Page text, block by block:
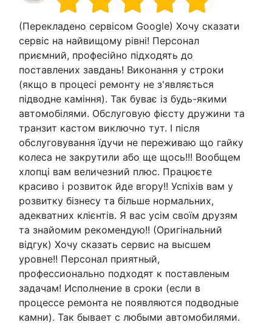
(Перекладено сервісом Google) Хочу сказати
сервіс на найвищому рівні! Персонал
приємний, професійно підходять до
поставлених завдань! Виконання у строки
(якщо в процесі ремонту не з'являється
підводне каміння). Так буває із будь-якими
автомобілями. Обслуговую фієсту дружини та
транзит кастом виключно тут. І після
обслуговування їдучи не переживаю що гайку
колеса не закрутили або ще щось!!! Вообщем
хлопці вам величезний плюс. Працюєте
красиво і розвиток йде вгору!! Успіхів вам у
розвитку бізнесу та більше нормальних,
адекватних клієнтів. Я вас усім своїм друзям
та знайомим рекомендую!! (Оригінальний
відгук) Хочу сказать сервис на высшем
уровне!! Персонал приятный,
профессионально подходят к поставленым
задачам! Исполнение в сроки (если в
процессе ремонта не появляются подводные
камни). Так бывает с любыми автомобилями.